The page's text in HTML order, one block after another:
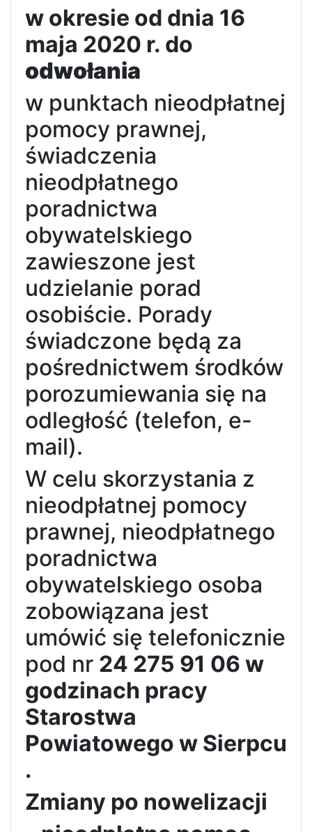
w okresie od dnia 16
maja 2020 r. do
odwołania
w punktach nieodpłatnej
pomocy prawnej,
świadczenia
nieodpłatnego
poradnictwa
obywatelskiego
zawieszone jest
udzielanie porad
osobiście. Porady
świadczone będą za
pośrednictwem środków
porozumiewania się na
odległość (telefon, e-
mail).
W celu skorzystania z
nieodpłatnej pomocy
prawnej, nieodpłatnego
poradnictwa
obywatelskiego osoba
zobowiązana jest
umówić się telefonicznie
pod nr 24 275 91 06 w
godzinach pracy
Starostwa
Powiatowego w Sierpcu
.
Zmiany po nowelizacji